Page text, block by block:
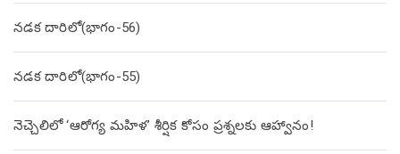
నడక దారిలో(భాగం-56)
నడక దారిలో(భాగం-55)
నెచ్చెలిలో ‘ఆరోగ్య మహిళ’ శీర్షిక కోసం ప్రశ్నలకు ఆహ్వానం!